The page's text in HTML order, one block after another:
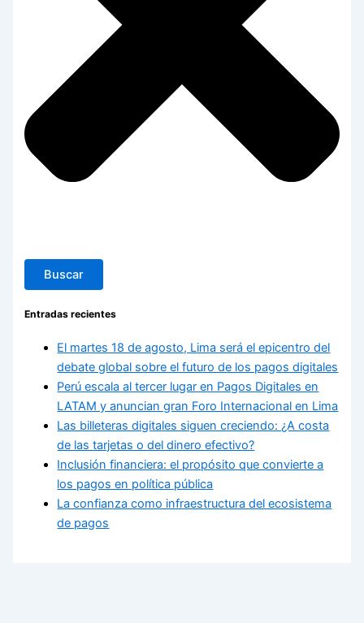
Buscar
Entradas recientes
El martes 18 de agosto, Lima será el epicentro del
debate global sobre el futuro de los pagos digitales
Perú escala al tercer lugar en Pagos Digitales en
LATAM y anuncian gran Foro Internacional en Lima
Las billeteras digitales siguen creciendo: ¿A costa
de las tarjetas o del dinero efectivo?
Inclusión financiera: el propósito que convierte a
los pagos en política pública
La confianza como infraestructura del ecosistema
de pagos